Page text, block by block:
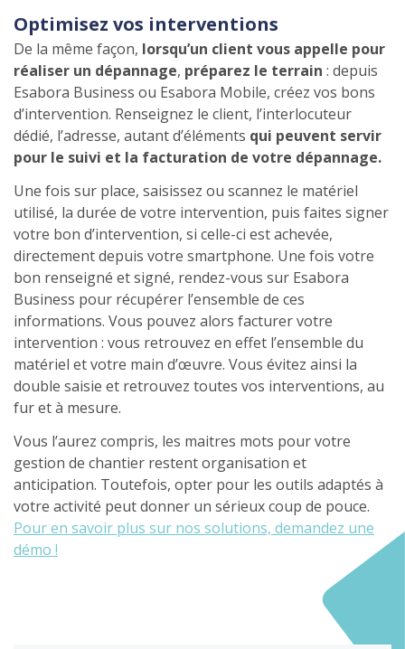
Optimisez vos interventions
De la même façon, lorsqu’un client vous appelle pour
réaliser un dépannage, préparez le terrain : depuis
Esabora Business ou Esabora Mobile, créez vos bons
d’intervention. Renseignez le client, l’interlocuteur
dédié, l’adresse, autant d’éléments qui peuvent servir
pour le suivi et la facturation de votre dépannage.
Une fois sur place, saisissez ou scannez le matériel
utilisé, la durée de votre intervention, puis faites signer
votre bon d’intervention, si celle-ci est achevée,
directement depuis votre smartphone. Une fois votre
bon renseigné et signé, rendez-vous sur Esabora
Business pour récupérer l’ensemble de ces
informations. Vous pouvez alors facturer votre
intervention : vous retrouvez en effet l’ensemble du
matériel et votre main d’œuvre. Vous évitez ainsi la
double saisie et retrouvez toutes vos interventions, au
fur et à mesure.
Vous l’aurez compris, les maitres mots pour votre
gestion de chantier restent organisation et
anticipation. Toutefois, opter pour les outils adaptés à
votre activité peut donner un sérieux coup de pouce.
Pour en savoir plus sur nos solutions, demandez une
démo !